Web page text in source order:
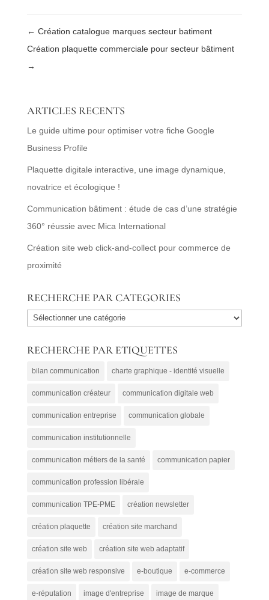
← Création catalogue marques secteur batiment
Création plaquette commerciale pour secteur bâtiment
→
ARTICLES RECENTS
Le guide ultime pour optimiser votre fiche Google
Business Profile
Plaquette digitale interactive, une image dynamique,
novatrice et écologique !
Communication bâtiment : étude de cas d’une stratégie
360° réussie avec Mica International
Création site web click-and-collect pour commerce de
proximité
RECHERCHE PAR CATEGORIES
RECHERCHE
CATEGORIES
RECHERCHE PAR ETIQUETTES
bilan communication charte graphique - identité visuelle
communication créateur communication digitale web
communication entreprise communication globale
communication institutionnelle
communication métiers de la santé communication papier
communication profession libérale
communication TPE-PME création newsletter
création plaquette création site marchand
création site web création site web adaptatif
création site web responsive e-boutique e-commerce
e-réputation image d'entreprise image de marque